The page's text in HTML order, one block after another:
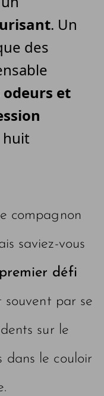
. Un
des
et
huit
compagnon
saviez-vous
défi
par se
sur le
dans le couloir